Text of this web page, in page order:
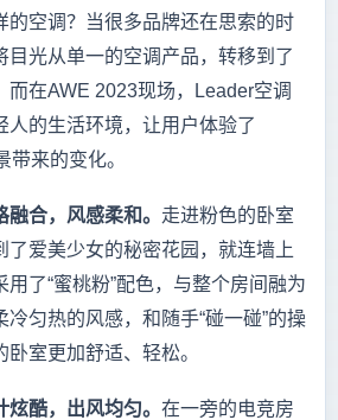
空调？当很多品牌还在思索的时
目光从单一的空调产品，转移到了
而在AWE 2023现场，Leader空调
人的生活环境，让用户体验了
带来的变化。
合，风感柔和。 走进粉色的卧室
了爱美少女的秘密花园，就连墙上
了“蜜桃粉”配色，与整个房间融为
匀热的风感，和随手“碰一碰”的操
室更加舒适、轻松。
酷，出风均匀。 在一旁的电竞房